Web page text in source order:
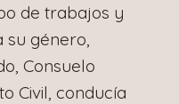
de trabajos y
género,
Consuelo
Civil, conducía